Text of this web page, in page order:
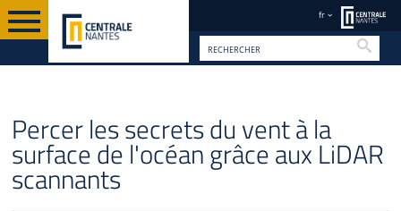
fr
Percer les secrets du vent à la
surface de l'océan grâce aux LiDAR
scannants